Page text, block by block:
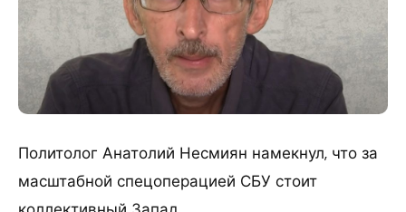
Политолог Анатолий Несмиян намекнул, что за
масштабной спецоперацией СБУ стоит